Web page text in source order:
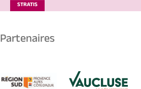
STRATIS
Partenaires